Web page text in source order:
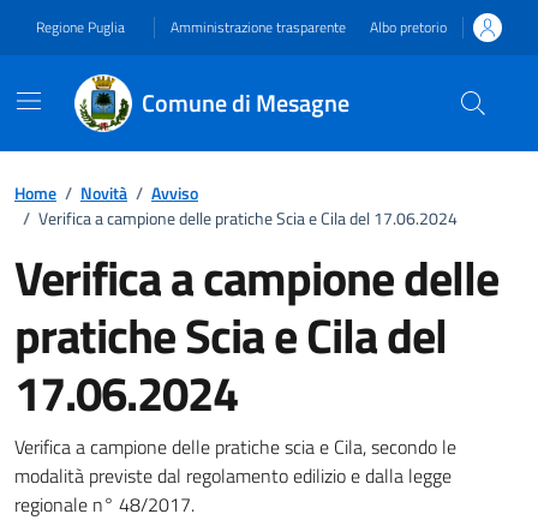
Regione Puglia Amministrazione trasparente Albo pretorio
Comune di Mesagne
Home / Novità / Avviso
/ Verifica a campione delle pratiche Scia e Cila del 17.06.2024
Verifica a campione delle
pratiche Scia e Cila del
17.06.2024
Dettagli della notizia
Verifica a campione delle pratiche scia e Cila, secondo le
modalità previste dal regolamento edilizio e dalla legge
regionale n° 48/2017.